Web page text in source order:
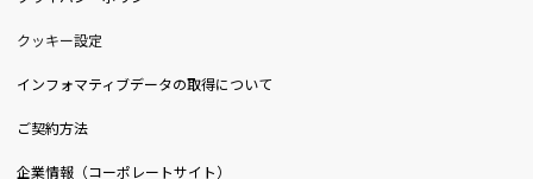
クッキー設定
インフォマティブデータの取得について
ご契約方法
企業情報（コーポレートサイト）